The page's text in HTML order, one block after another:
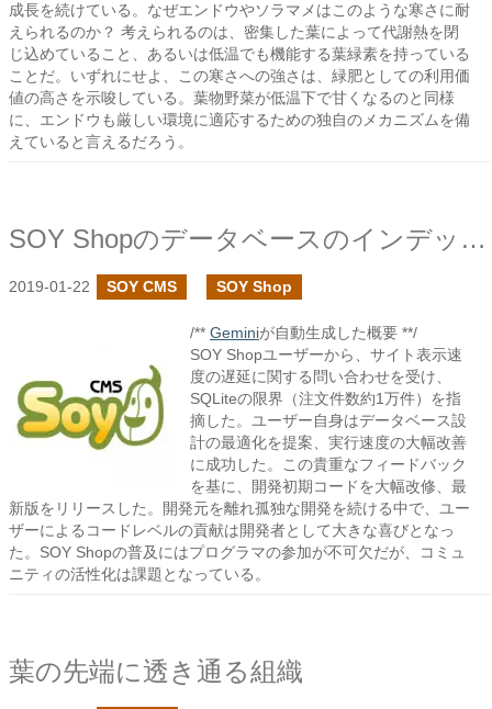
成長を続けている。なぜエンドウやソラマメはこのような寒さに耐
えられるのか？ 考えられるのは、密集した葉によって代謝熱を閉
じ込めていること、あるいは低温でも機能する葉緑素を持っている
ことだ。いずれにせよ、この寒さへの強さは、緑肥としての利用価
値の高さを示唆している。葉物野菜が低温下で甘くなるのと同様
に、エンドウも厳しい環境に適応するための独自のメカニズムを備
えていると言えるだろう。
SOY Shopのデータベースのインデックスの見直しで運営の限界を上げる
2019-01-22 SOY CMS SOY Shop
/** Geminiが自動生成した概要 **/
SOY Shopユーザーから、サイト表示速
度の遅延に関する問い合わせを受け、
SQLiteの限界（注文件数約1万件）を指
摘した。ユーザー自身はデータベース設
計の最適化を提案、実行速度の大幅改善
に成功した。この貴重なフィードバック
を基に、開発初期コードを大幅改修、最
新版をリリースした。開発元を離れ孤独な開発を続ける中で、ユー
ザーによるコードレベルの貢献は開発者として大きな喜びとなっ
た。SOY Shopの普及にはプログラマの参加が不可欠だが、コミュ
ニティの活性化は課題となっている。
葉の先端に透き通る組織